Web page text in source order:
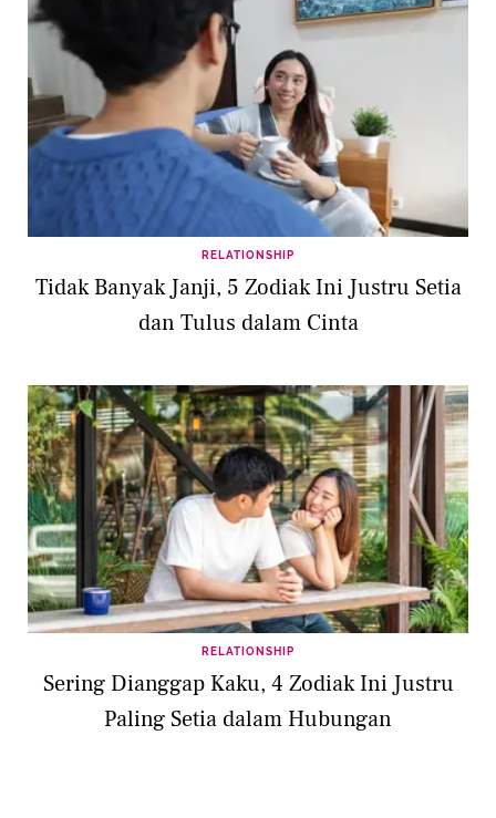
RELATIONSHIP
Tidak Banyak Janji, 5 Zodiak Ini Justru Setia
dan Tulus dalam Cinta
RELATIONSHIP
Sering Dianggap Kaku, 4 Zodiak Ini Justru
Paling Setia dalam Hubungan